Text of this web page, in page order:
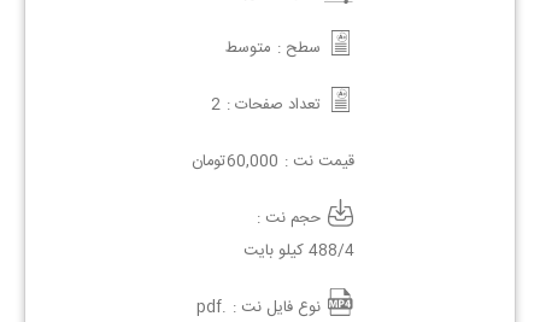
سطح : متوسط
تعداد صفحات : 2
قیمت نت : 60,000تومان
حجم نت :
488/4 کیلو بایت
نوع فایل نت : .pdf